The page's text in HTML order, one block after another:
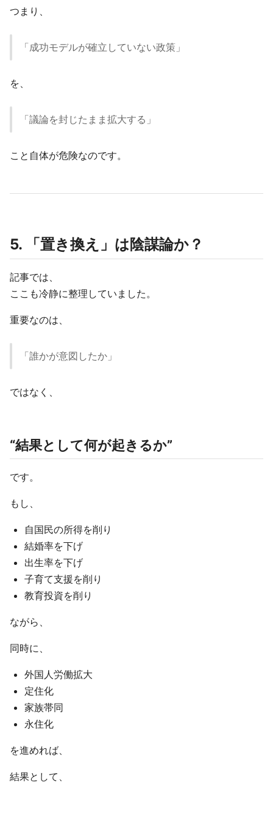
つまり、
「成功モデルが確立していない政策」
を、
「議論を封じたまま拡大する」
こと自体が危険なのです。
5. 「置き換え」は陰謀論か？
記事では、
ここも冷静に整理していました。
重要なのは、
「誰かが意図したか」
ではなく、
“結果として何が起きるか”
です。
もし、
自国民の所得を削り
結婚率を下げ
出生率を下げ
子育て支援を削り
教育投資を削り
ながら、
同時に、
外国人労働拡大
定住化
家族帯同
永住化
を進めれば、
結果として、